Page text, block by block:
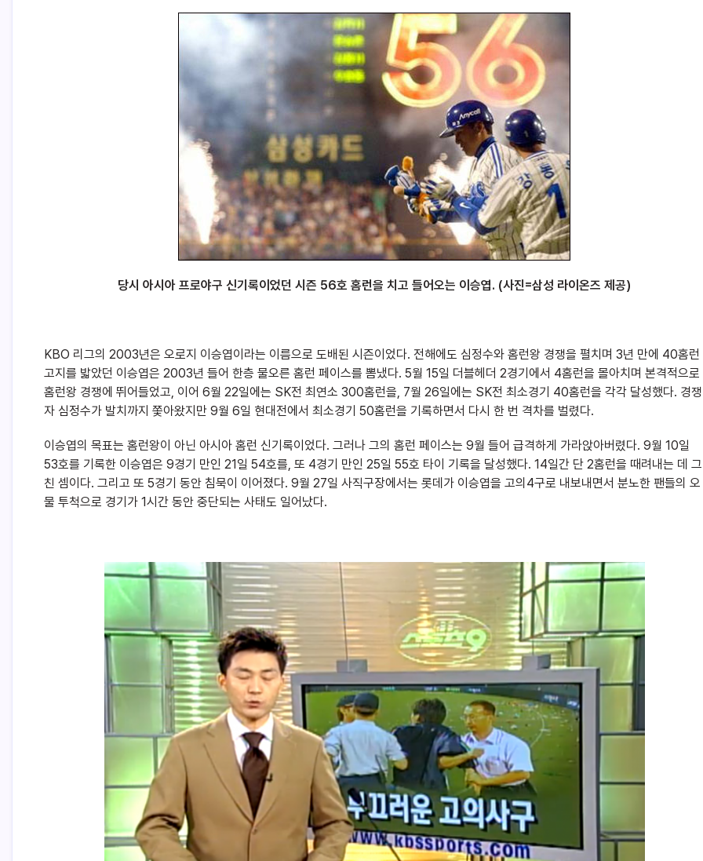
당시 아시아 프로야구 신기록이었던 시즌 56호 홈런을 치고 들어오는 이승엽. (사진=삼성 라이온즈 제공)
KBO 리그의 2003년은 오로지 이승엽이라는 이름으로 도배된 시즌이었다. 전해에도 심정수와 홈런왕 경쟁을 펼치며 3년 만에 40홈런
고지를 밟았던 이승엽은 2003년 들어 한층 물오른 홈런 페이스를 뽐냈다. 5월 15일 더블헤더 2경기에서 4홈런을 몰아치며 본격적으로
홈런왕 경쟁에 뛰어들었고, 이어 6월 22일에는 SK전 최연소 300홈런을, 7월 26일에는 SK전 최소경기 40홈런을 각각 달성했다. 경쟁
자 심정수가 발치까지 쫓아왔지만 9월 6일 현대전에서 최소경기 50홈런을 기록하면서 다시 한 번 격차를 벌렸다.
이승엽의 목표는 홈런왕이 아닌 아시아 홈런 신기록이었다. 그러나 그의 홈런 페이스는 9월 들어 급격하게 가라앉아버렸다. 9월 10일
53호를 기록한 이승엽은 9경기 만인 21일 54호를, 또 4경기 만인 25일 55호 타이 기록을 달성했다. 14일간 단 2홈런을 때려내는 데 그
친 셈이다. 그리고 또 5경기 동안 침묵이 이어졌다. 9월 27일 사직구장에서는 롯데가 이승엽을 고의4구로 내보내면서 분노한 팬들의 오
물 투척으로 경기가 1시간 동안 중단되는 사태도 일어났다.